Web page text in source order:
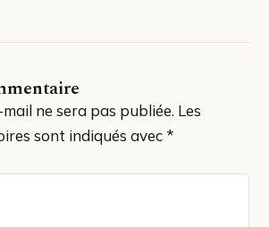
ne sera pas publiée. Les
sont indiqués avec *